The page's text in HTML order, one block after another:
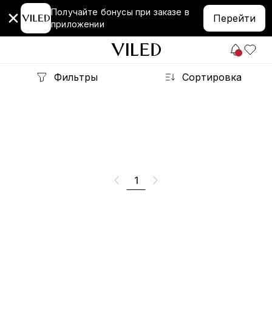
Получайте бонусы при заказе в
приложении
Перейти
Фильтры Сортировка
1